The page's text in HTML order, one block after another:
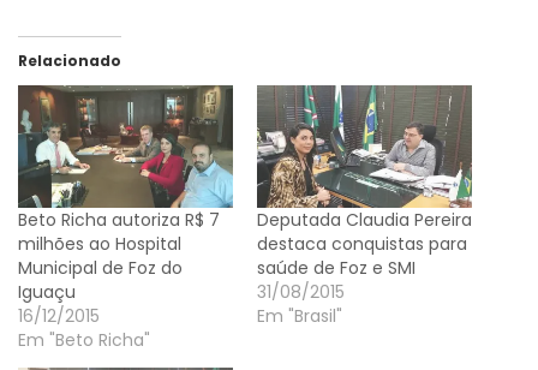
Relacionado
Beto Richa autoriza R$ 7
milhões ao Hospital
Municipal de Foz do
Iguaçu
16/12/2015
Em "Beto Richa"
Deputada Claudia Pereira
destaca conquistas para
saúde de Foz e SMI
31/08/2015
Em "Brasil"